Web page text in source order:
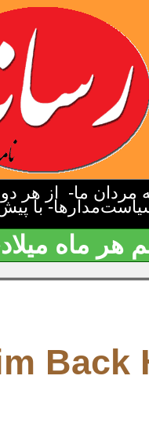
مردان ما- از هر
با
هر ماه
Back